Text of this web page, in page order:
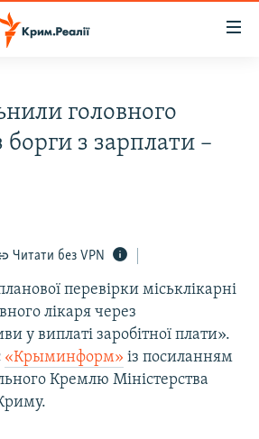
головного
борги з зарплати –
Читати без VPN
перевірки міськлікарні
лікаря через
у виплаті заробітної плати».
«Крыминформ» із посиланням
Кремлю Міністерства